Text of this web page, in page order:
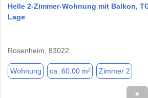
Helle 2-Zimmer-Wohnung mit Balkon,
Lage
Rosenheim, 83022
Wohnung ca. 60,00 m² Zimmer 2
★